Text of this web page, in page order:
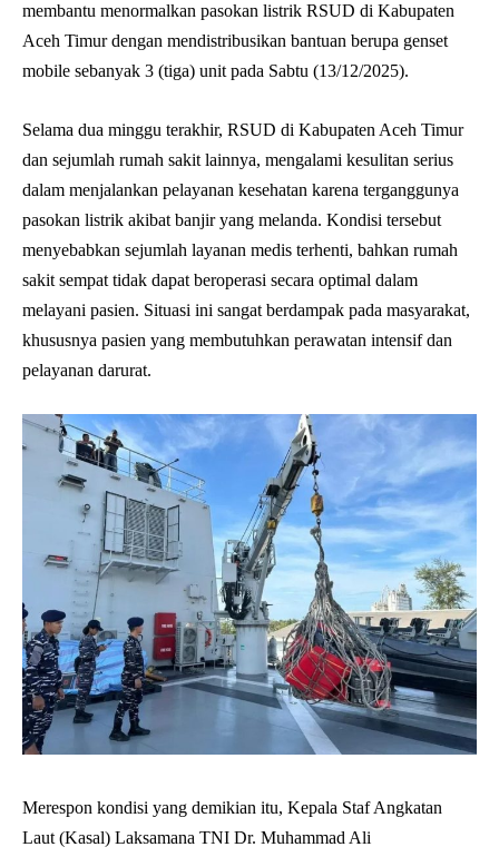
membantu menormalkan pasokan listrik RSUD di Kabupaten
Aceh Timur dengan mendistribusikan bantuan berupa genset
mobile sebanyak 3 (tiga) unit pada Sabtu (13/12/2025).
Selama dua minggu terakhir, RSUD di Kabupaten Aceh Timur
dan sejumlah rumah sakit lainnya, mengalami kesulitan serius
dalam menjalankan pelayanan kesehatan karena terganggunya
pasokan listrik akibat banjir yang melanda. Kondisi tersebut
menyebabkan sejumlah layanan medis terhenti, bahkan rumah
sakit sempat tidak dapat beroperasi secara optimal dalam
melayani pasien. Situasi ini sangat berdampak pada masyarakat,
khususnya pasien yang membutuhkan perawatan intensif dan
pelayanan darurat.
Merespon kondisi yang demikian itu, Kepala Staf Angkatan
Laut (Kasal) Laksamana TNI Dr. Muhammad Ali